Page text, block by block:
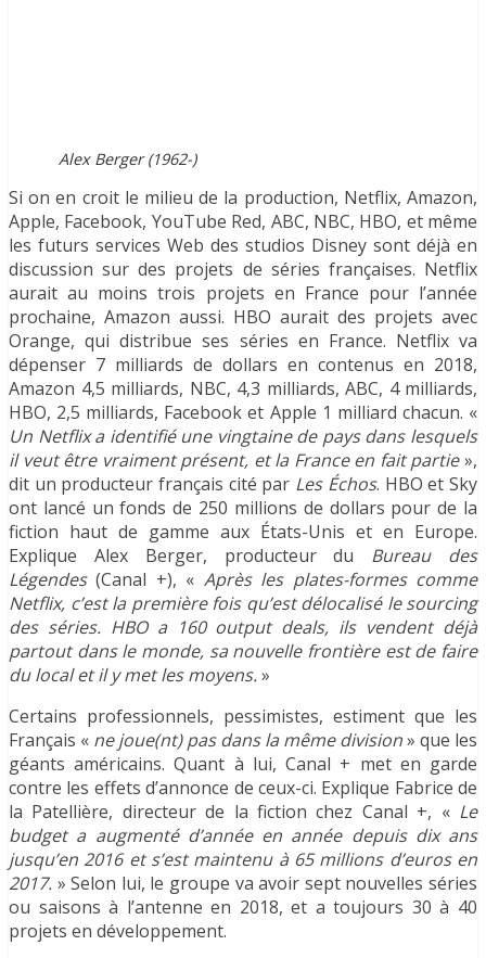
Alex Berger (1962-)
Si on en croit le milieu de la production, Netflix, Amazon,
Apple, Facebook, YouTube Red, ABC, NBC, HBO, et même
les futurs services Web des studios Disney sont déjà en
discussion sur des projets de séries françaises. Netflix
aurait au moins trois projets en France pour l’année
prochaine, Amazon aussi. HBO aurait des projets avec
Orange, qui distribue ses séries en France. Netflix va
dépenser 7 milliards de dollars en contenus en 2018,
Amazon 4,5 milliards, NBC, 4,3 milliards, ABC, 4 milliards,
HBO, 2,5 milliards, Facebook et Apple 1 milliard chacun. «
Un Netflix a identifié une vingtaine de pays dans lesquels
il veut être vraiment présent, et la France en fait partie»,
dit un producteur français cité par Les Échos. HBO et Sky
ont lancé un fonds de 250 millions de dollars pour de la
fiction haut de gamme aux États-Unis et en Europe.
Explique Alex Berger, producteur du Bureau des
Légendes(Canal +), « Après les plates-formes comme
Netflix, c’est la première fois qu’est délocalisé le sourcing
des séries. HBO a 160 output deals, ils vendent déjà
partout dans le monde, sa nouvelle frontière est de faire
du local et il y met les moyens.»
Certains professionnels, pessimistes, estiment que les
Français « ne joue(nt) pas dans la même division» que les
géants américains. Quant à lui, Canal + met en garde
contre les effets d’annonce de ceux-ci. Explique Fabrice de
la Patellière, directeur de la fiction chez Canal +, « Le
budget a augmenté d’année en année depuis dix ans
jusqu’en 2016 et s’est maintenu à 65 millions d’euros en
2017. » Selon lui, le groupe va avoir sept nouvelles séries
ou saisons à l’antenne en 2018, et a toujours 30 à 40
projets en développement.